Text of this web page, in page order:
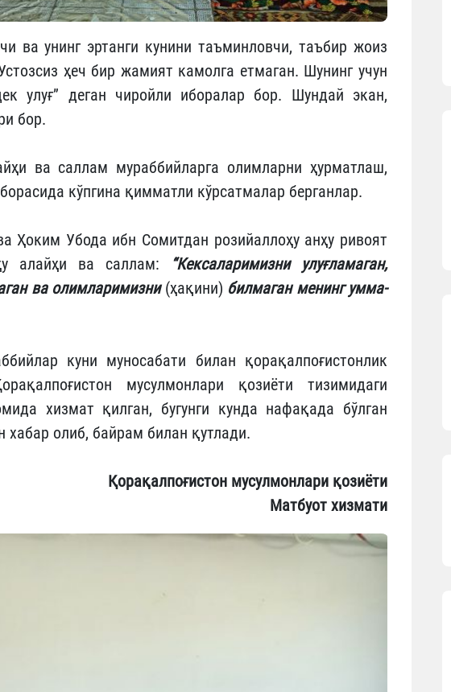
ва унинг эртанги ку­нини таъминловчи, таъбир жоиз
ҳеч бир жамият камолга етмаган. Шунинг учун
улуғ” деган чиройли иборалар бор. Шундай экан,
бор.
ва саллам мураббийларга олимларни ҳурмат­лаш,
кўпгина қим­матли кўрсатмалар бер­ганлар.
Убода ибн Со­мит­дан розийаллоҳу анҳу ривоят
алайҳи ва саллам:
“Кексаларимизни улуғ­ламаган,
ва олим­ларимизни (ҳақини) билмаган менинг умма­
куни муносабати билан қорақалпоғистонлик
мусулмонлари қозиёти тизимидаги
хизмат қилган, бугунги кунда нафақада бўлган
олиб, байрам билан қутлади.
Қорақалпоғистон мусулмонлари қозиёти
Матбуот хизмати